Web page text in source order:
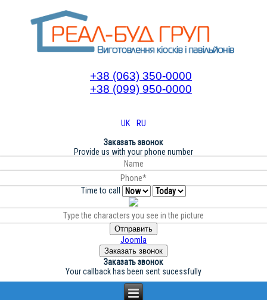
+38 (063) 350-0000
+38 (099) 950-0000
UK
RU
Заказать звонок
Provide us with your phone number
Time to call
Отправить
Joomla
Заказать звонок
Заказать звонок
Your callback has been sent sucessfully